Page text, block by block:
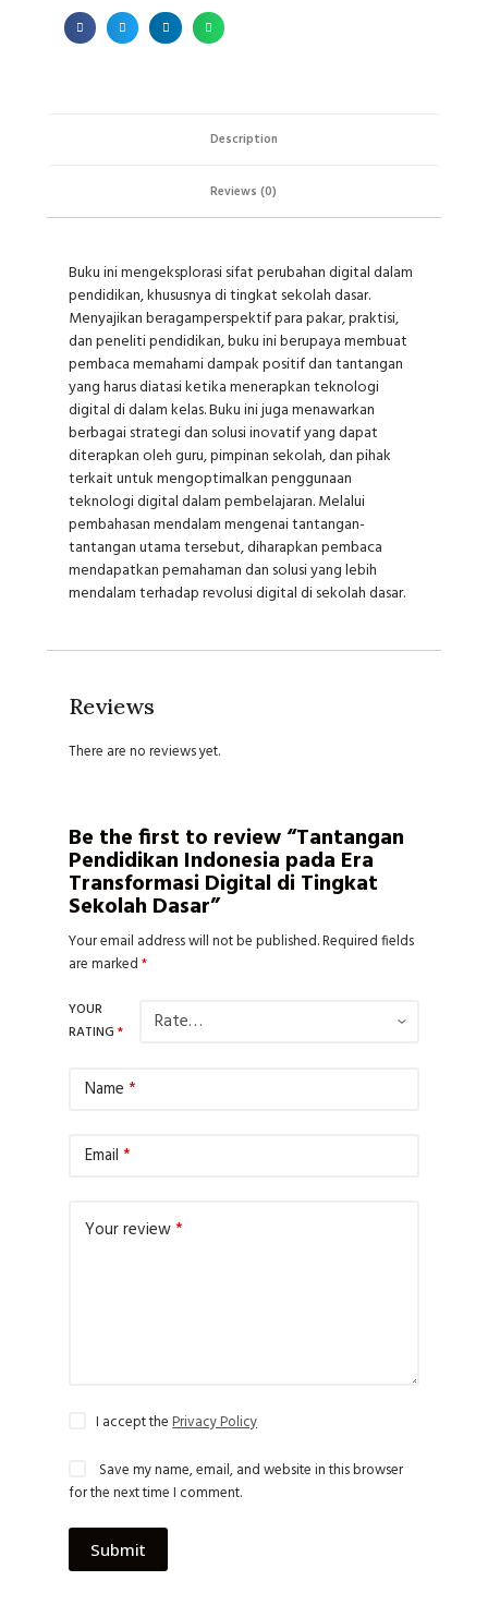
Description
Reviews (0)
Buku ini mengeksplorasi sifat perubahan digital dalam
pendidikan, khususnya di tingkat sekolah dasar.
Menyajikan beragamperspektif para pakar, praktisi,
dan peneliti pendidikan, buku ini berupaya membuat
pembaca memahami dampak positif dan tantangan
yang harus diatasi ketika menerapkan teknologi
digital di dalam kelas. Buku ini juga menawarkan
berbagai strategi dan solusi inovatif yang dapat
diterapkan oleh guru, pimpinan sekolah, dan pihak
terkait untuk mengoptimalkan penggunaan
teknologi digital dalam pembelajaran. Melalui
pembahasan mendalam mengenai tantangan-
tantangan utama tersebut, diharapkan pembaca
mendapatkan pemahaman dan solusi yang lebih
mendalam terhadap revolusi digital di sekolah dasar.
Reviews
There are no reviews yet.
Be the first to review “Tantangan
Pendidikan Indonesia pada Era
Transformasi Digital di Tingkat
Sekolah Dasar”
Your email address will not be published.Required fields
are marked*
YOUR
RATING *
Name *
Email *
Your review*
I accept thePrivacy Policy
Save my name, email, and website in this browser
for the next time I comment.
Submit